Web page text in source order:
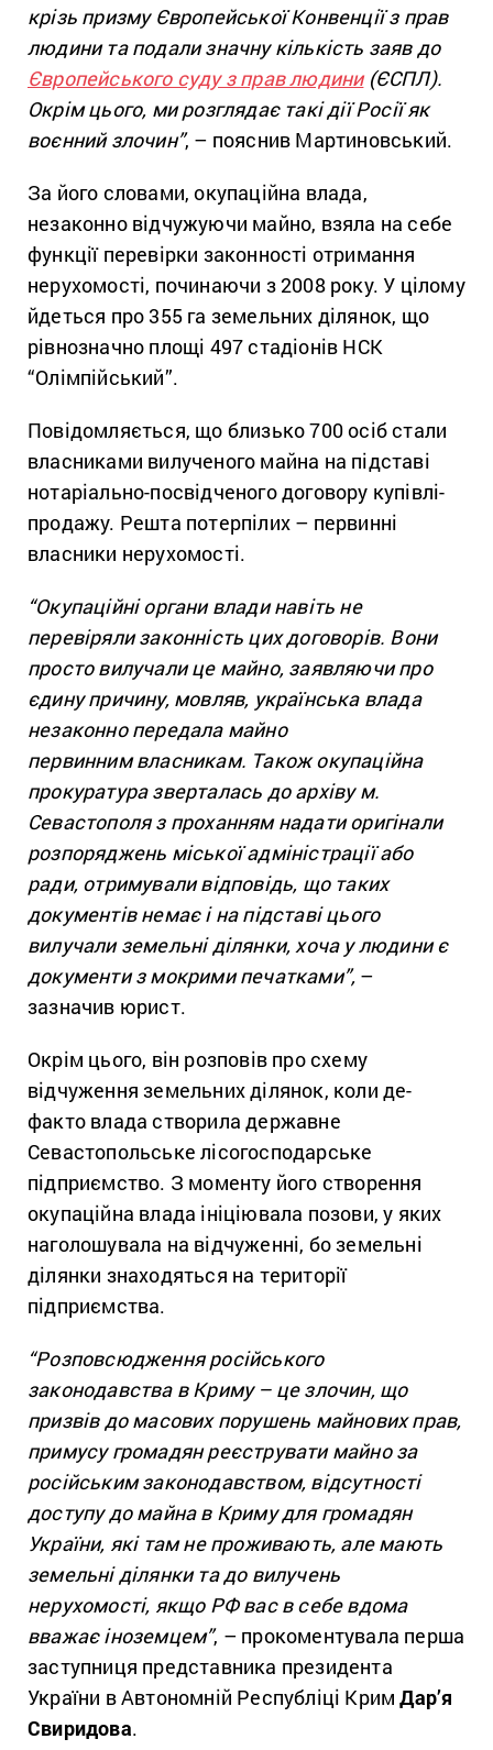
крізь призму Європейської Конвенції з прав
людини та подали значну кількість заяв до
Європейського суду з прав людини(ЄСПЛ).
Окрім цього, ми розглядає такі дії Росії як
воєнний злочин”, – пояснив Мартиновський.
За його словами, окупаційна влада,
незаконно відчужуючи майно, взяла на себе
функції перевірки законності отримання
нерухомості, починаючи з 2008 року. У цілому
йдеться про 355 га земельних ділянок, що
рівнозначно площі 497 стадіонів НСК
“Олімпійський”.
Повідомляється, що близько 700 осіб стали
власниками вилученого майна на підставі
нотаріально-посвідченого договору купівлі-
продажу. Решта потерпілих – первинні
власники нерухомості.
“Окупаційні органи влади навіть не
перевіряли законність цих договорів. Вони
просто вилучали це майно, заявляючи про
єдину причину, мовляв, українська влада
незаконно передала майно
первинним власникам. Також окупаційна
прокуратура зверталась до архіву м.
Севастополя з проханням надати оригінали
розпоряджень міської адміністрації або
ради, отримували відповідь, що таких
документів немає і на підставі цього
вилучали земельні ділянки, хоча у людини є
документи з мокрими печатками”, –
зазначив юрист.
Окрім цього, він розповів про схему
відчуження земельних ділянок, коли де-
факто влада створила державне
Севастопольське лісогосподарське
підприємство. З моменту його створення
окупаційна влада ініціювала позови, у яких
наголошувала на відчуженні, бо земельні
ділянки знаходяться на території
підприємства.
“Розповсюдження російського
законодавства в Криму – це злочин, що
призвів до масових порушень майнових прав,
примусу громадян реєструвати майно за
російським законодавством, відсутності
доступу до майна в Криму для громадян
України, які там не проживають, але мають
земельні ділянки та до вилучень
нерухомості, якщо РФ вас в себе вдома
вважає іноземцем”, – прокоментувала перша
заступниця представника президента
України в Автономній Республіці КримДар’я
Свиридова.